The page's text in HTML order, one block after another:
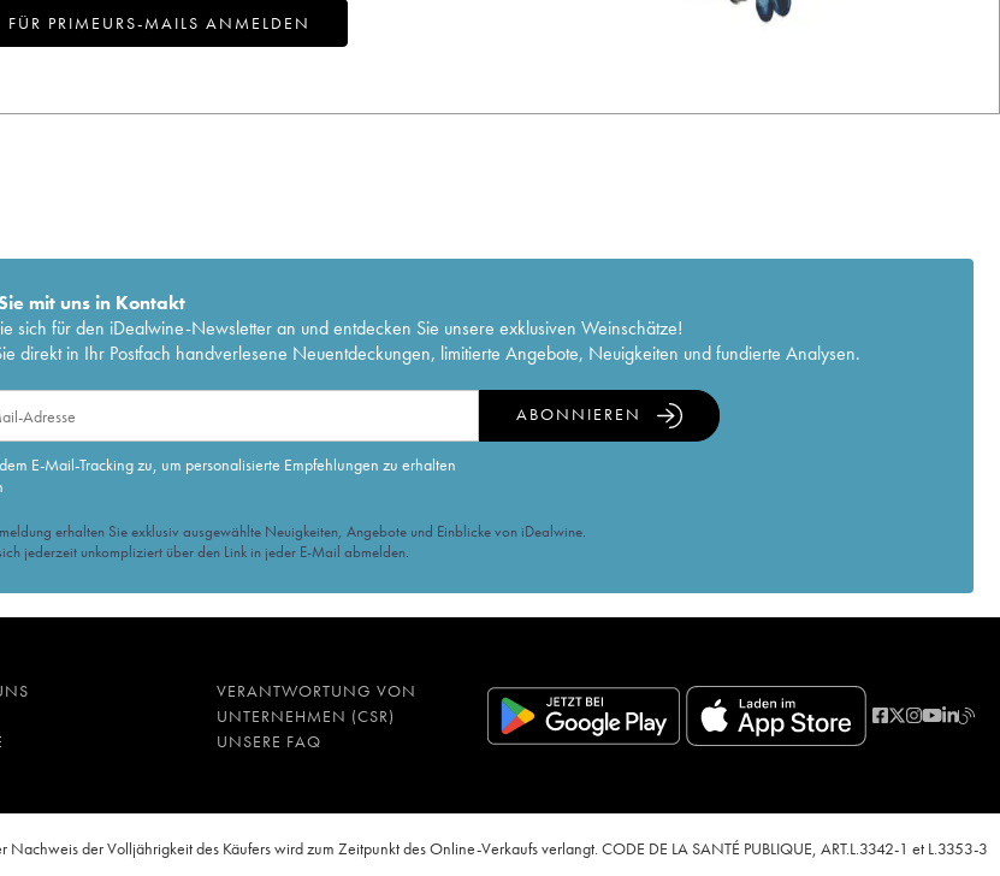
FÜR PRIMEURS-MAILS ANMELDEN
mit uns in Kontakt
sich für den iDealwine-Newsletter an und entdecken Sie unsere exklusiven Weinschätze!
direkt in Ihr Postfach handverlesene Neuentdeckungen, limitierte Angebote, Neuigkeiten und fundierte Analysen.
E-Mail-Tracking zu, um personalisierte Empfehlungen zu erhalten
ABONNIEREN
erhalten Sie exklusiv ausgewählte Neuigkeiten, Angebote und Einblicke von iDealwine.
jederzeit unkompliziert über den Link in jeder E-Mail abmelden.
VERANTWORTUNG VON
UNTERNEHMEN (CSR)
UNSERE FAQ
Nachweis der Volljährigkeit des Käufers wird zum Zeitpunkt des Online-Verkaufs verlangt. CODE DE LA SANTÉ PUBLIQUE, ART.L.3342-1 et L.3353-3